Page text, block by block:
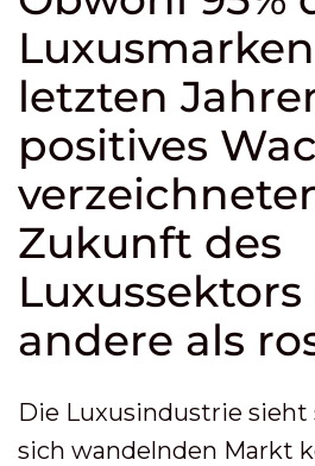
letzten
positives
Zukunft des
Luxussektors
andere als
Die Luxusindustrie
sich wandelnden Markt